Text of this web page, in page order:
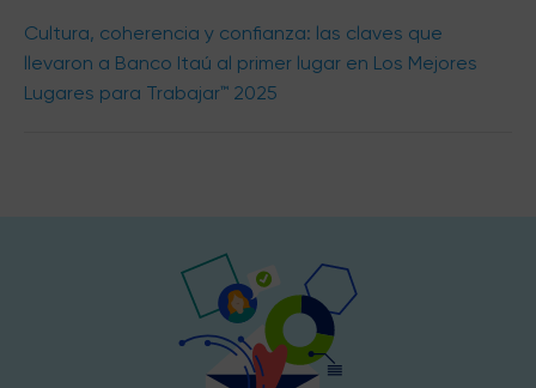
Cultura, coherencia y confianza: las claves que
llevaron a Banco Itaú al primer lugar en Los Mejores
Lugares para Trabajar™ 2025